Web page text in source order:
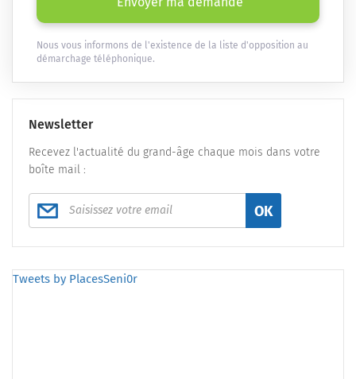
Nous vous informons de l'existence de la liste d'opposition au
démarchage téléphonique.
Newsletter
Recevez l'actualité du grand-âge chaque mois dans votre
boîte mail :
OK
Tweets by PlacesSeni0r